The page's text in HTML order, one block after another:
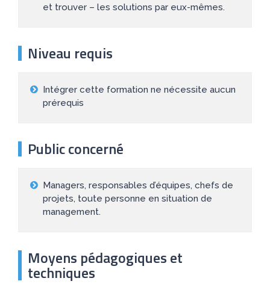
et trouver – les solutions par eux-mêmes.
Niveau requis
Intégrer cette formation ne nécessite aucun
prérequis
Public concerné
Managers, responsables d’équipes, chefs de
projets, toute personne en situation de
management.
Moyens pédagogiques et
techniques